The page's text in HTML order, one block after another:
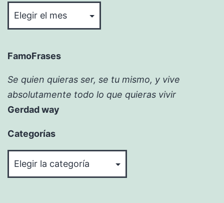
FamoFrases
Se quien quieras ser, se tu mismo, y vive
absolutamente todo lo que quieras vivir
Gerdad way
Categorías